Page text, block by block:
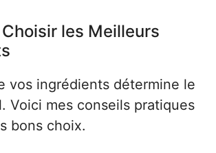
les Meilleurs
vos ingrédients détermine le
Voici mes conseils pratiques
bons choix.